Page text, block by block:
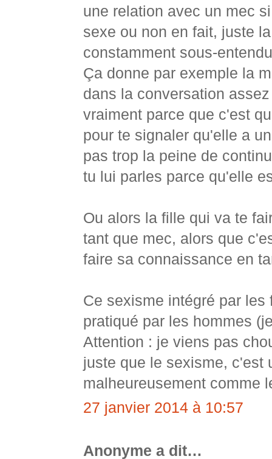
une relation avec un mec
sexe ou non en fait, juste
constamment sous-
Ça donne par exemple la
dans la conversation
vraiment parce que c'est
pour te signaler qu'elle a
pas trop la peine de
tu lui parles parce qu'elle
Ou alors la fille qui va te
tant que mec, alors que
faire sa connaissance en
Ce sexisme intégré par
pratiqué par les hommes
Attention : je viens pas
juste que le sexisme, c'est
malheureusement comme
27 janvier 2014 à 10:57
Anonyme a dit…